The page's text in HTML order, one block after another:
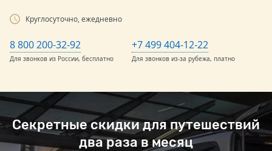
Круглосуточно, ежедневно
8 800 200-32-92
Для звонков из России, бесплатно
+7 499 404-12-22
Для звонков из-за рубежа, платно
Секретные скидки для путешествий
два раза в месяц